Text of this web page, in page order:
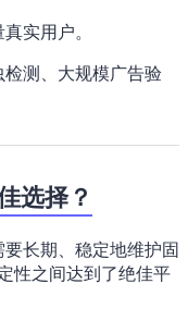
实用户。
测、大规模广告验
选择？
长期、稳定地维护固
性之间达到了绝佳平